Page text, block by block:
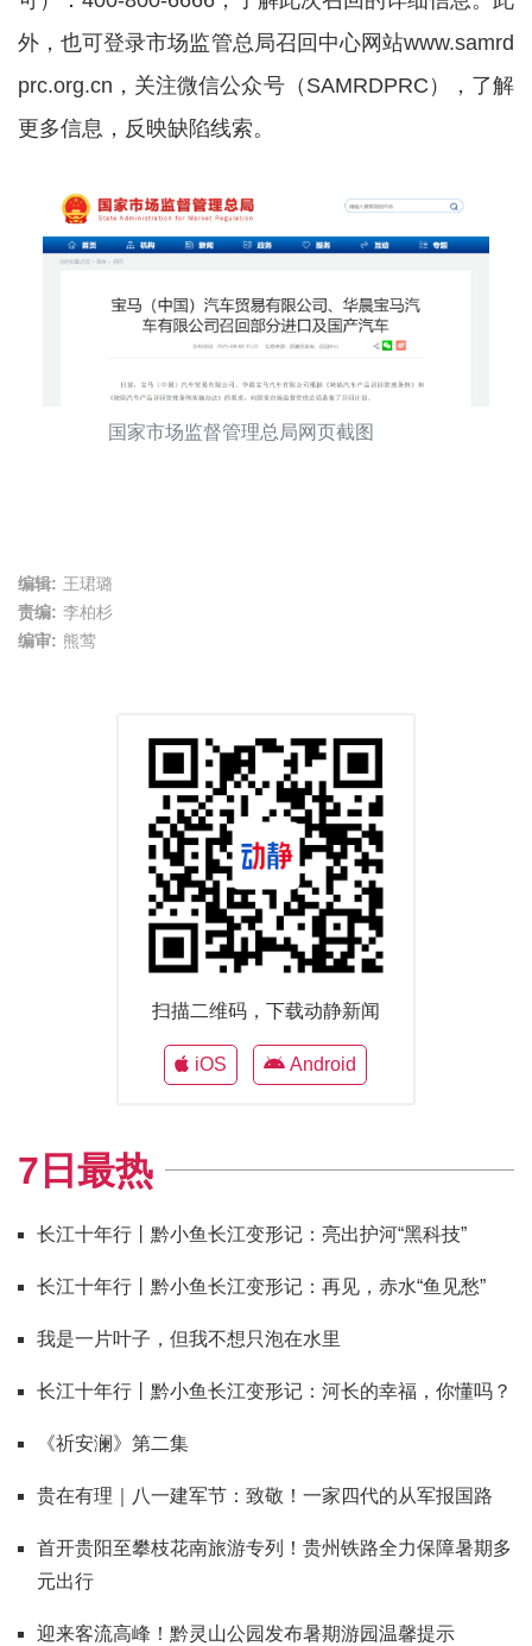
外，也可登录市场监管总局召回中心网站www.samrd
prc.org.cn，关注微信公众号（SAMRDPRC），了解
更多信息，反映缺陷线索。
国家市场监督管理总局网页截图
编辑: 王珺璐
责编: 李柏杉
编审: 熊莺
扫描二维码，下载动静新闻
iOS Android
7日最热
长江十年行丨黔小鱼长江变形记：亮出护河“黑科技”
长江十年行丨黔小鱼长江变形记：再见，赤水“鱼见愁”
我是一片叶子，但我不想只泡在水里
长江十年行丨黔小鱼长江变形记：河长的幸福，你懂吗？
《祈安澜》第二集
贵在有理｜八一建军节：致敬！一家四代的从军报国路
首开贵阳至攀枝花南旅游专列！贵州铁路全力保障暑期多
元出行
迎来客流高峰！黔灵山公园发布暑期游园温馨提示